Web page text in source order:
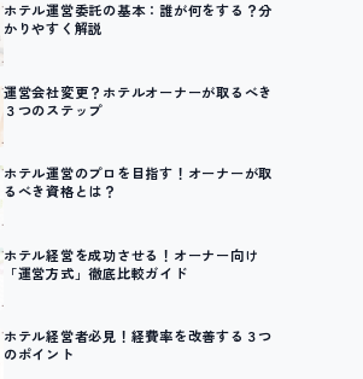
ホテル運営委託の基本：誰が何をする？分
かりやすく解説
運営会社変更？ホテルオーナーが取るべき
３つのステップ
ホテル運営のプロを目指す！オーナーが取
るべき資格とは？
ホテル経営を成功させる！オーナー向け
「運営方式」徹底比較ガイド
ホテル経営者必見！経費率を改善する３つ
のポイント